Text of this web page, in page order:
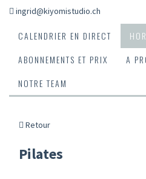
ingrid@kiyomistudio.ch
CALENDRIER EN DIRECT
ABONNEMENTS ET PRIX
A
NOTRE TEAM
Retour
Pilates